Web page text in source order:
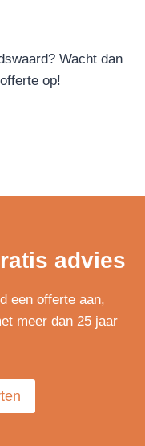
Wacht dan
op!
advies
een offerte aan,
meer dan 25 jaar